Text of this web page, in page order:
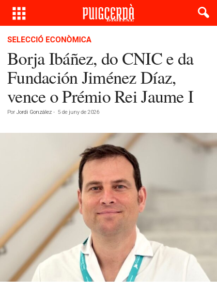
SELECCIÓ ECONÒMICA
Borja Ibáñez, do CNIC e da
Fundación Jiménez Díaz,
vence o Prémio Rei Jaume I
Por Jordi González - 5 de juny de 2026